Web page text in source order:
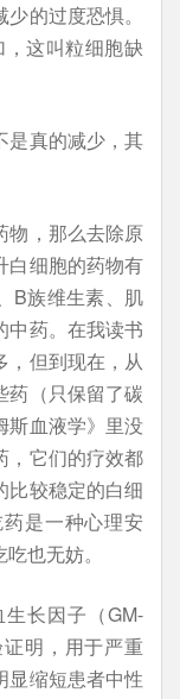
的过度恐惧。
这叫粒细胞缺
是真的减少，其
物，那么去除原
白细胞的药物有
B族维生素、肌
中药。在我读书
，但到现在，从
药（只保留了碳
斯血液学》里没
，它们的疗效都
比较稳定的白细
是一种心理安
也无妨。
长因子（GM-
明，用于严重
显缩短患者中性